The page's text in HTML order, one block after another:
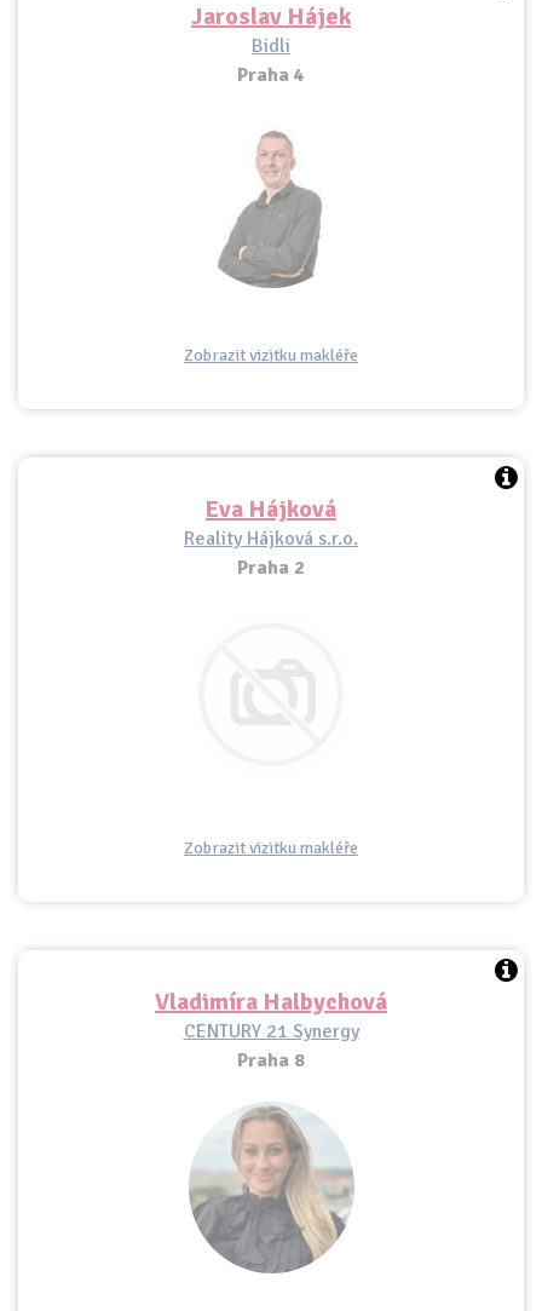
Jaroslav Hájek
Bidli
Praha 4
Zobrazit vizitku makléře
Eva Hájková
Reality Hájková s.r.o.
Praha 2
Zobrazit vizitku makléře
Vladimíra Halbychová
CENTURY 21 Synergy
Praha 8